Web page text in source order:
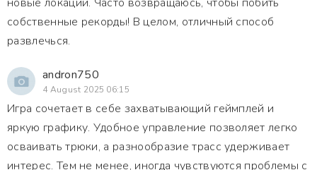
собственные рекорды! В целом, отличный способ
развлечься.
andron750
4 August 2025 06:15
Игра сочетает в себе захватывающий геймплей и
яркую графику. Удобное управление позволяет легко
осваивать трюки, а разнообразие трасс удерживает
интерес. Тем не менее, иногда чувствуются проблемы с